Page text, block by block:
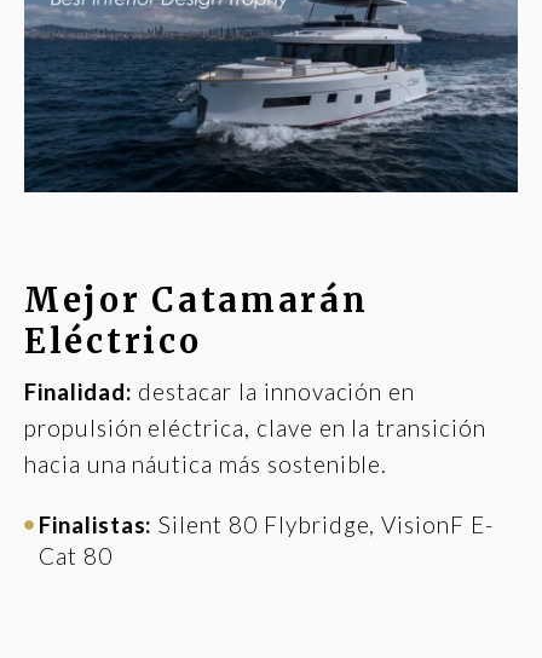
Mejor Catamarán
Eléctrico
Finalidad: destacar la innovación en
propulsión eléctrica, clave en la transición
hacia una náutica más sostenible.
Finalistas: Silent 80 Flybridge, VisionF E-
Cat 80